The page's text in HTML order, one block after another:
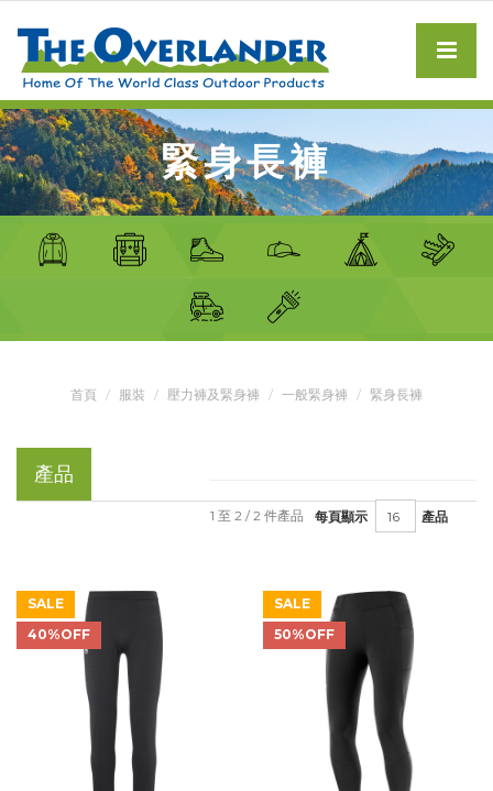
緊身長褲
首頁 服裝 壓力褲及緊身褲 一般緊身褲 緊身長褲
產品
每頁顯示 產品
1 至 2 / 2 件產品
SALE
40%OFF
SALE
50%OFF